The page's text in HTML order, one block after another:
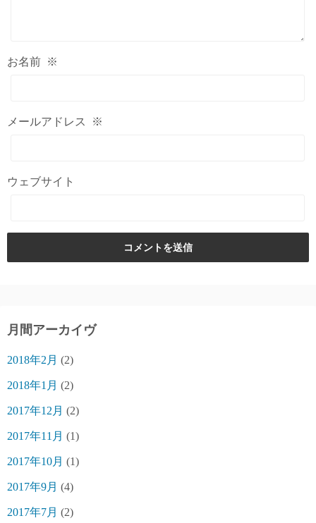
お名前 ※
メールアドレス ※
ウェブサイト
月間アーカイヴ
2018年2月 (2)
2018年1月 (2)
2017年12月 (2)
2017年11月 (1)
2017年10月 (1)
2017年9月 (4)
2017年7月 (2)